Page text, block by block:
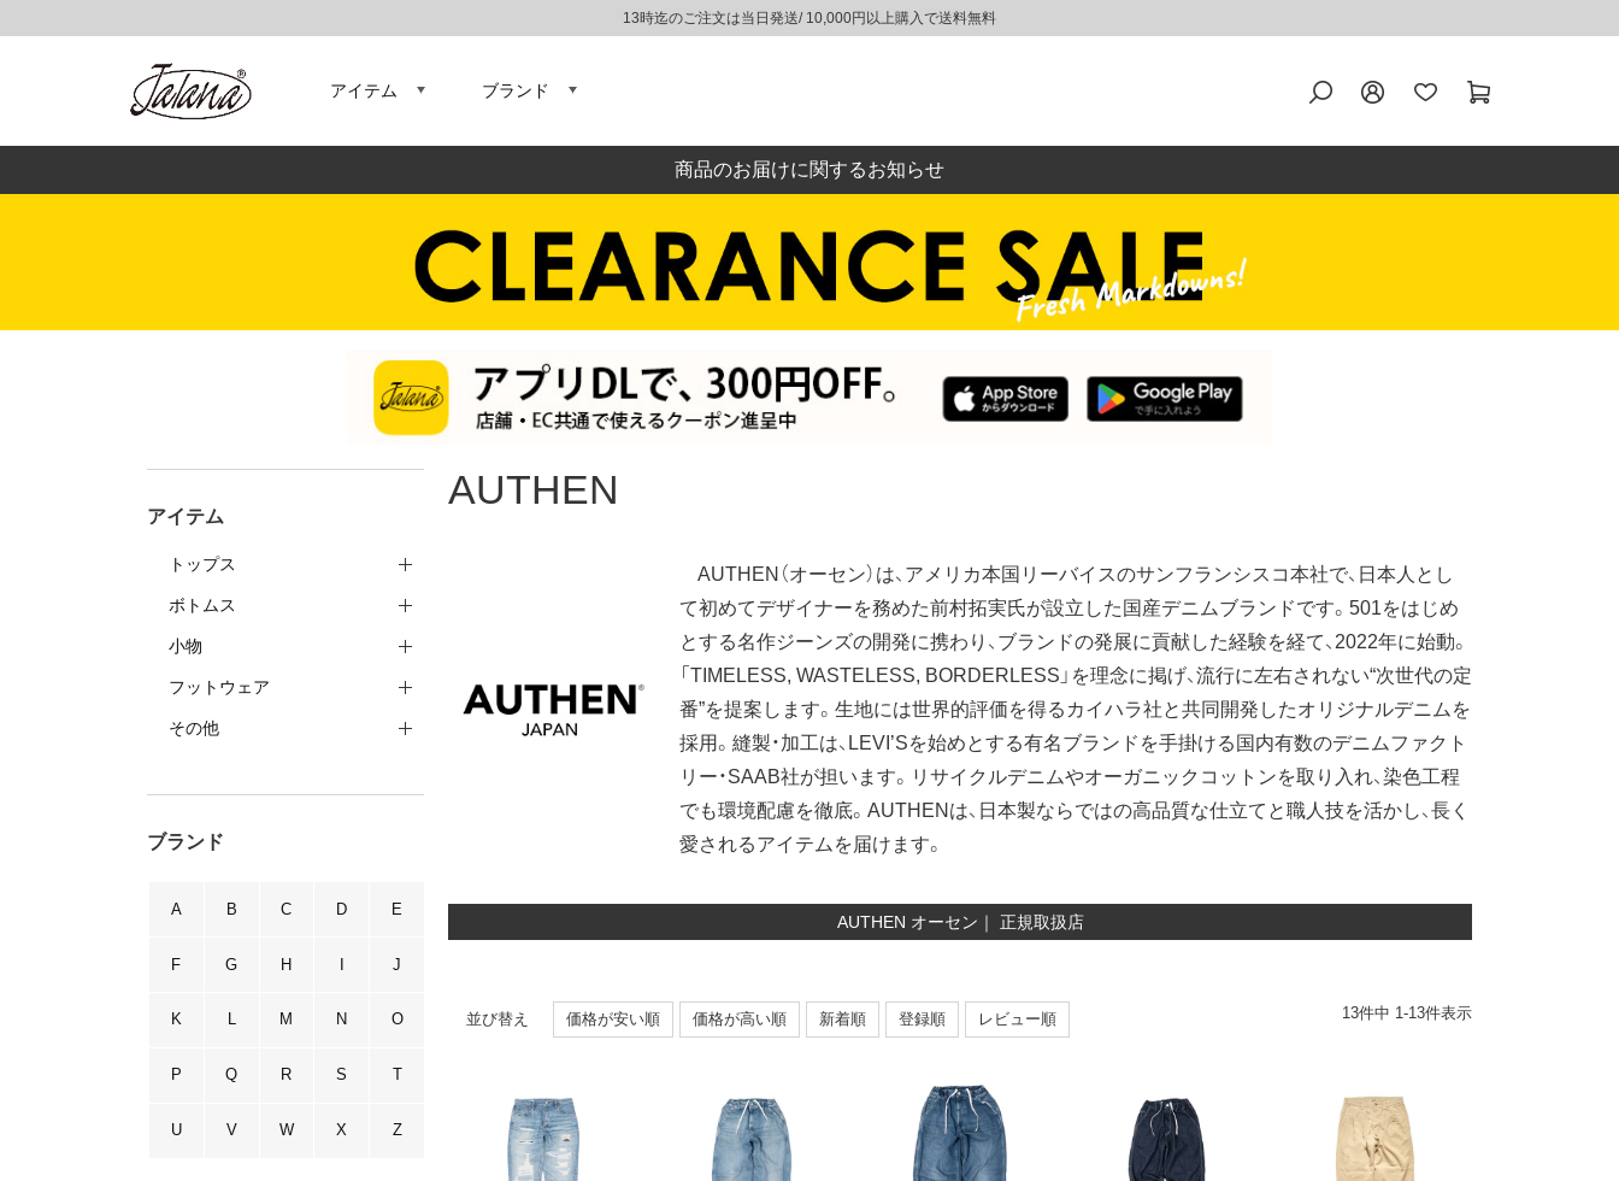
13時迄のご注文は当日発送/ 10,000円以上購入で送料無料
アイテム ブランド
商品のお届けに関するお知らせ
アイテム
トップス
ボトムス
小物
フットウェア
その他
ブランド
A B C D E
F G H I J
K L M N O
P Q R S T
U V W X Z
AUTHEN
AUTHEN（オーセン）は、アメリカ本国リーバイスのサンフランシスコ本社で、日本人とし
て初めてデザイナーを務めた前村拓実氏が設立した国産デニムブランドです。501をはじめ
とする名作ジーンズの開発に携わり、ブランドの発展に貢献した経験を経て、2022年に始動。
「TIMELESS, WASTELESS, BORDERLESS」を理念に掲げ、流行に左右されない“次世代の定
番”を提案します。生地には世界的評価を得るカイハラ社と共同開発したオリジナルデニムを
採用。縫製・加工は、LEVI’Sを始めとする有名ブランドを手掛ける国内有数のデニムファクト
リー・SAAB社が担います。リサイクルデニムやオーガニックコットンを取り入れ、染色工程
でも環境配慮を徹底。AUTHENは、日本製ならではの高品質な仕立てと職人技を活かし、長く
愛されるアイテムを届けます。
AUTHEN オーセン｜ 正規取扱店
並び替え 価格が安い順 価格が高い順 新着順 登録順 レビュー順 13件中 1-13件表示